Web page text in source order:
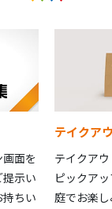
面を
示い
ちい
テイクア
テイクア
ピックア
庭でお楽し